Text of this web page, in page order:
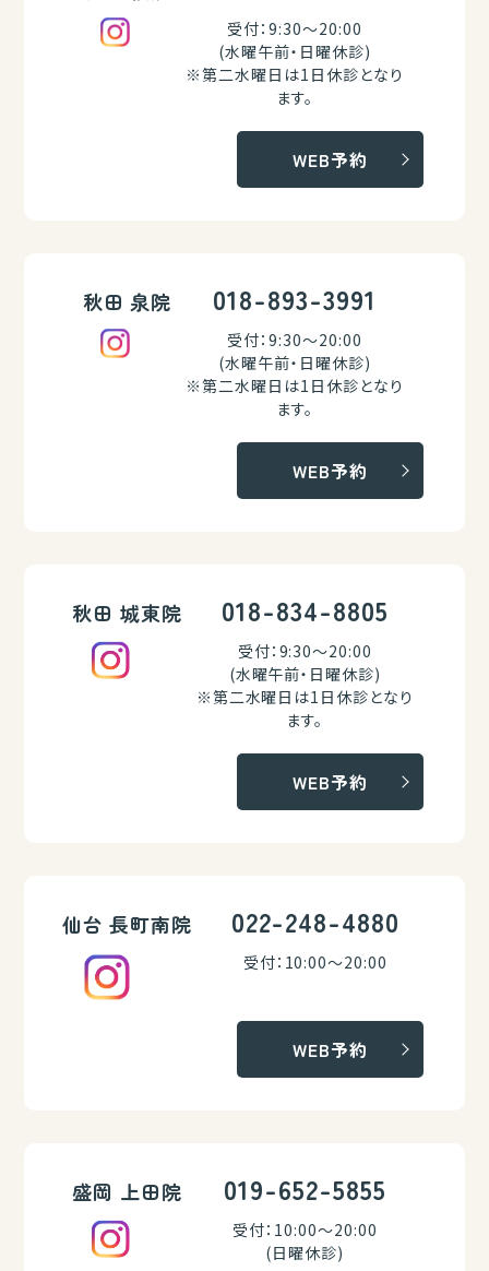
受付：9:30～20:00
(水曜午前・日曜休診)
※第二水曜日は1日休診となり
ます。
WEB予約
秋田 泉院 018-893-3991
受付：9:30～20:00
(水曜午前・日曜休診)
※第二水曜日は1日休診となり
ます。
WEB予約
秋田 城東院 018-834-8805
受付：9:30～20:00
(水曜午前・日曜休診)
※第二水曜日は1日休診となり
ます。
WEB予約
仙台 長町南院 022-248-4880
受付：10:00～20:00
WEB予約
盛岡 上田院 019-652-5855
受付：10:00～20:00
(日曜休診)